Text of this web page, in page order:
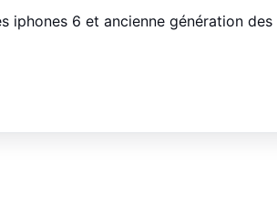
iphones 6 et ancienne génération des